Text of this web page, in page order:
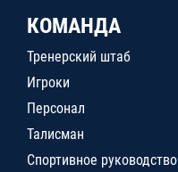
КОМАНДА
Тренерский штаб
Игроки
Персонал
Талисман
Спортивное руководство